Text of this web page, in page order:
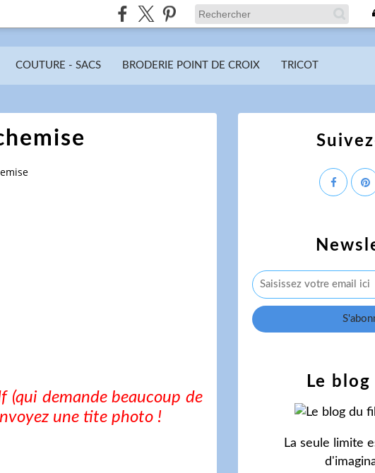
COUTURE - SACS BRODERIE POINT DE CROIX TRICOT
(qui demande beaucoup de
une tite photo !
Le
La seule limite